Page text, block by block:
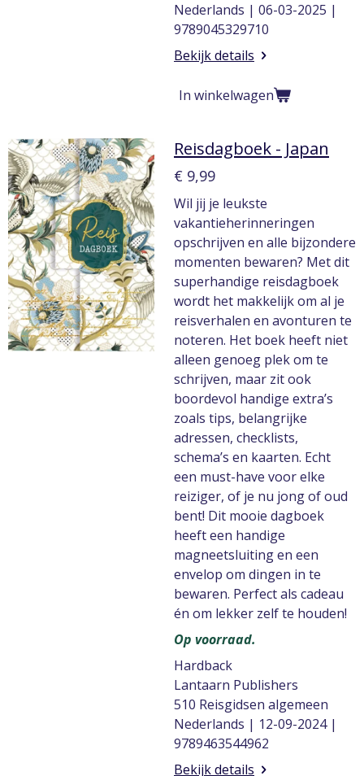
Nederlands | 06-03-2025 |
9789045329710
Bekijk details
In winkelwagen
Reisdagboek - Japan
€ 9,99
Wil jij je leukste
vakantieherinneringen
opschrijven en alle bijzondere
momenten bewaren? Met dit
superhandige reisdagboek
wordt het makkelijk om al je
reisverhalen en avonturen te
noteren. Het boek heeft niet
alleen genoeg plek om te
schrijven, maar zit ook
boordevol handige extra’s
zoals tips, belangrijke
adressen, checklists,
schema’s en kaarten. Echt
een must-have voor elke
reiziger, of je nu jong of oud
bent! Dit mooie dagboek
heeft een handige
magneetsluiting en een
envelop om dingen in te
bewaren. Perfect als cadeau
én om lekker zelf te houden!
Op voorraad.
Hardback
Lantaarn Publishers
510 Reisgidsen algemeen
Nederlands | 12-09-2024 |
9789463544962
Bekijk details